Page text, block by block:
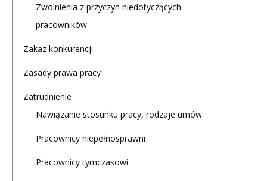
Zwolnienia z przyczyn niedotyczących
pracowników
Zakaz konkurencji
Zasady prawa pracy
Zatrudnienie
Nawiązanie stosunku pracy, rodzaje umów
Pracownicy niepełnosprawni
Pracownicy tymczasowi